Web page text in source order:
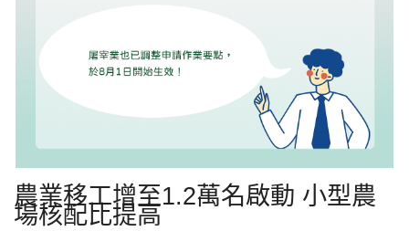
農業移工增至1.2萬名啟動 小型農
場核配比提高